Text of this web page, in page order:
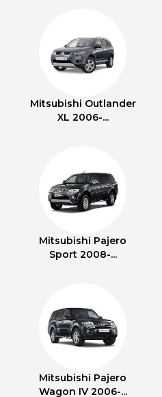
Mitsubishi Outlander
XL 2006-...
Mitsubishi Pajero
Sport 2008-...
Mitsubishi Pajero
Wagon IV 2006-...